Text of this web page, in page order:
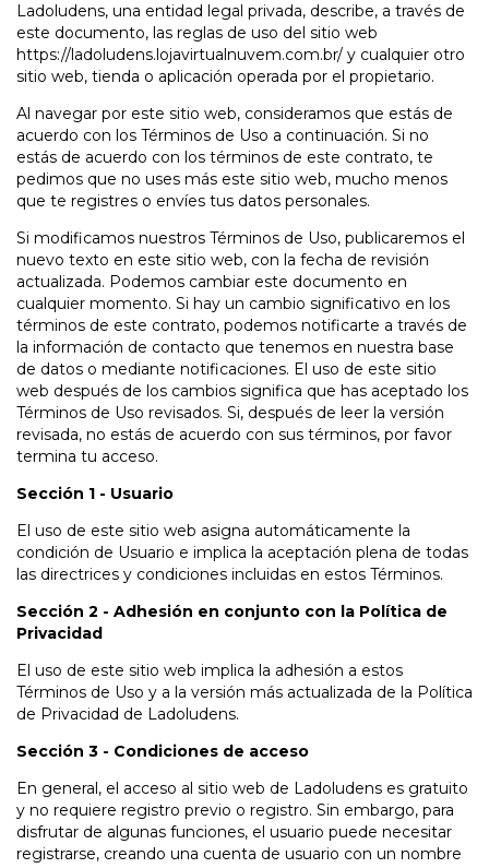
Ladoludens, una entidad legal privada, describe, a través de
este documento, las reglas de uso del sitio web
https://ladoludens.lojavirtualnuvem.com.br/ y cualquier otro
sitio web, tienda o aplicación operada por el propietario.
Al navegar por este sitio web, consideramos que estás de
acuerdo con los Términos de Uso a continuación. Si no
estás de acuerdo con los términos de este contrato, te
pedimos que no uses más este sitio web, mucho menos
que te registres o envíes tus datos personales.
Si modificamos nuestros Términos de Uso, publicaremos el
nuevo texto en este sitio web, con la fecha de revisión
actualizada. Podemos cambiar este documento en
cualquier momento. Si hay un cambio significativo en los
términos de este contrato, podemos notificarte a través de
la información de contacto que tenemos en nuestra base
de datos o mediante notificaciones. El uso de este sitio
web después de los cambios significa que has aceptado los
Términos de Uso revisados. Si, después de leer la versión
revisada, no estás de acuerdo con sus términos, por favor
termina tu acceso.
Sección 1 - Usuario
El uso de este sitio web asigna automáticamente la
condición de Usuario e implica la aceptación plena de todas
las directrices y condiciones incluidas en estos Términos.
Sección 2 - Adhesión en conjunto con la Política de
Privacidad
El uso de este sitio web implica la adhesión a estos
Términos de Uso y a la versión más actualizada de la Política
de Privacidad de Ladoludens.
Sección 3 - Condiciones de acceso
En general, el acceso al sitio web de Ladoludens es gratuito
y no requiere registro previo o registro. Sin embargo, para
disfrutar de algunas funciones, el usuario puede necesitar
registrarse, creando una cuenta de usuario con un nombre